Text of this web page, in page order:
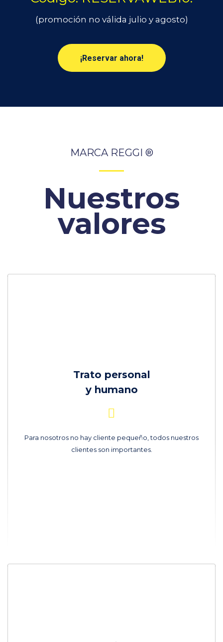
(promoción no válida julio y agosto)
¡Reservar ahora!
MARCA REGGI ®
Nuestros
valores
Trato personal
y humano
Para nosotros no hay cliente pequeño, todos nuestros
clientes son importantes.